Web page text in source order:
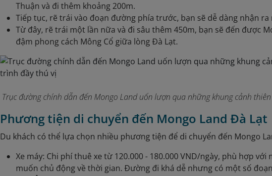
Thuận và đi thêm khoảng 200m.
Tiếp tục, rẽ trái vào đoạn đường phía trước, bạn sẽ dễ dàng nhận ra
Từ đây, rẽ trái một lần nữa và đi sâu thêm 450m, bạn sẽ đến được
đậm phong cách Mông Cổ giữa lòng Đà Lạt.
Trục đường chính dẫn đến Mongo Land uốn lượn qua những khung cảnh
Phương tiện di chuyển đến Mongo Land Đà Lạt
Du khách có thể lựa chọn nhiều phương tiện để di chuyển đến Mongo
Xe máy: Chi phí thuê xe từ 120.000 - 180.000 VND/ngày, phù hợp
muốn chủ động về thời gian. Đường đi khá dễ nhưng có một số